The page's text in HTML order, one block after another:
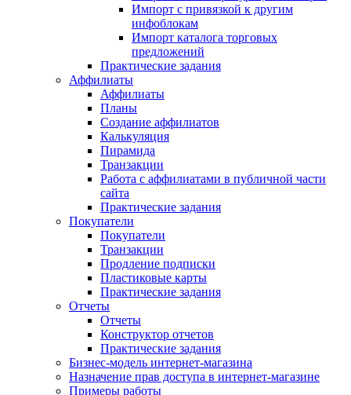
Импорт с привязкой к другим
инфоблокам
Импорт каталога торговых
предложений
Практические задания
Аффилиаты
Аффилиаты
Планы
Создание аффилиатов
Калькуляция
Пирамида
Транзакции
Работа с аффилиатами в публичной части
сайта
Практические задания
Покупатели
Покупатели
Транзакции
Продление подписки
Пластиковые карты
Практические задания
Отчеты
Отчеты
Конструктор отчетов
Практические задания
Бизнес-модель интернет-магазина
Назначение прав доступа в интернет-магазине
Примеры работы